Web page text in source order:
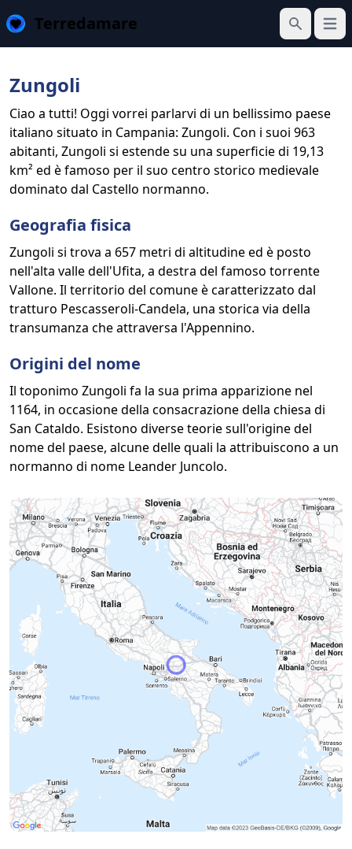
Terredamare
Cerca
Apri
Zungoli
Ciao a tutti! Oggi vorrei parlarvi di un bellissimo paese
italiano situato in Campania: Zungoli. Con i suoi 963
abitanti, Zungoli si estende su una superficie di 19,13
km² ed è famoso per il suo centro storico medievale
dominato dal Castello normanno.
Geografia fisica
Zungoli si trova a 657 metri di altitudine ed è posto
nell'alta valle dell'Ufita, a destra del famoso torrente
Vallone. Il territorio del comune è caratterizzato dal
tratturo Pescasseroli-Candela, una storica via della
transumanza che attraversa l'Appennino.
Origini del nome
Il toponimo Zungoli fa la sua prima apparizione nel
1164, in occasione della consacrazione della chiesa di
San Cataldo. Esistono diverse teorie sull'origine del
nome del paese, alcune delle quali la attribuiscono a un
normanno di nome Leander Juncolo.